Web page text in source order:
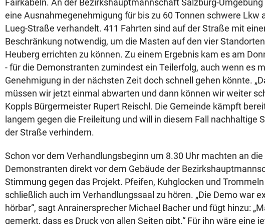
Fairkabeln. An der Bezirkshauptmannschaft Salzburg-
eine Ausnahmegenehmigung für bis zu 60 Tonnen schwere Lkw
Lueg-Straße verhandelt. 411 Fahrten sind auf der Straße mit
Beschränkung notwendig, um die Masten auf den vier
Heuberg errichten zu können. Zu einem Ergebnis kam es am
- für die Demonstranten zumindest ein Teilerfolg, auch wenn es
Genehmigung in der nächsten Zeit doch schnell gehen könnte.
müssen wir jetzt einmal abwarten und dann können wir weiter
Koppls Bürgermeister Rupert Reischl. Die Gemeinde kämpft
langem gegen die Freileitung und will in diesem Fall nachhaltige
der Straße verhindern.
Schon vor dem Verhandlungsbeginn um 8.30 Uhr machten an die
Demonstranten direkt vor dem Gebäude der
Stimmung gegen das Projekt. Pfeifen, Kuhglocken und
schließlich auch im Verhandlungssaal zu hören. „Die Demo war
hörbar“, sagt Anrainersprecher Michael Bacher und fügt hinzu:
gemerkt, dass es Druck von allen Seiten gibt.“ Für ihn wäre eine